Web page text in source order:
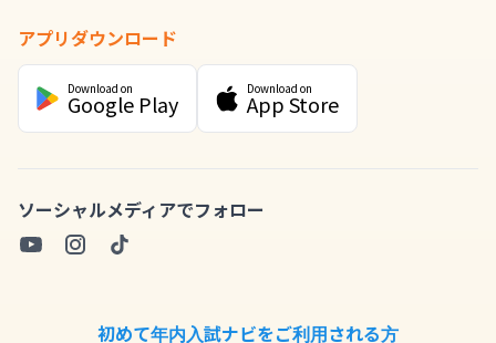
アプリダウンロード
Download on
Google Play
Download on
App Store
ソーシャルメディアでフォロー
初めて年内入試ナビをご利用される方